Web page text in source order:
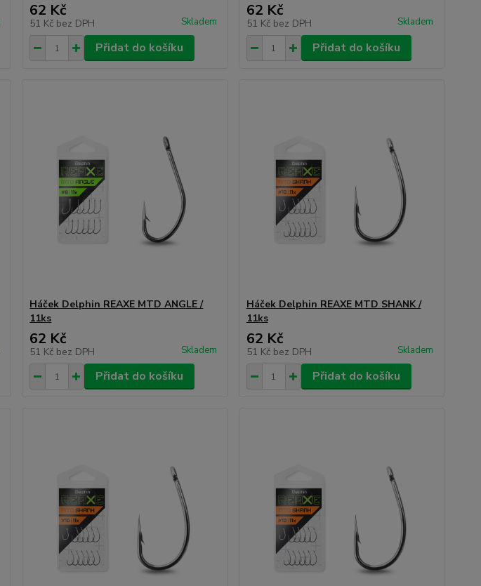
62 Kč
51 Kč bez DPH Skladem
Přidat do košíku
62 Kč
51 Kč bez DPH Skladem
Přidat do košíku
Háček Delphin REAXE MTD ANGLE /
11ks
62 Kč
51 Kč bez DPH Skladem
Přidat do košíku
Háček Delphin REAXE MTD SHANK /
11ks
62 Kč
51 Kč bez DPH Skladem
Přidat do košíku